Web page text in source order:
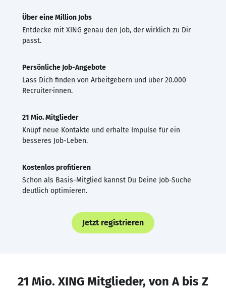
Über eine Million Jobs
Entdecke mit XING genau den Job, der wirklich zu Dir
passt.
Persönliche Job-Angebote
Lass Dich finden von Arbeitgebern und über 20.000
Recruiter·innen.
21 Mio. Mitglieder
Knüpf neue Kontakte und erhalte Impulse für ein
besseres Job-Leben.
Kostenlos profitieren
Schon als Basis-Mitglied kannst Du Deine Job-Suche
deutlich optimieren.
Jetzt registrieren
21 Mio. XING Mitglieder, von A bis Z